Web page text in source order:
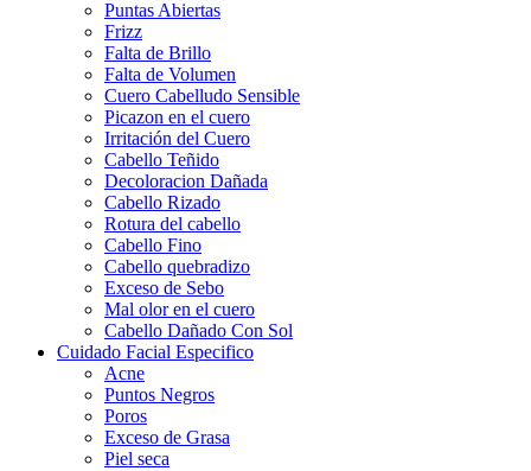
Puntas Abiertas
Frizz
Falta de Brillo
Falta de Volumen
Cuero Cabelludo Sensible
Picazon en el cuero
Irritación del Cuero
Cabello Teñido
Decoloracion Dañada
Cabello Rizado
Rotura del cabello
Cabello Fino
Cabello quebradizo
Exceso de Sebo
Mal olor en el cuero
Cabello Dañado Con Sol
Cuidado Facial Especifico
Acne
Puntos Negros
Poros
Exceso de Grasa
Piel seca